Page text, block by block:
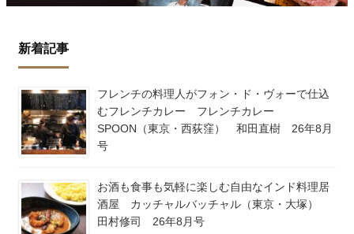
新着記事
フレンチの料理人がフォン・ド・ヴォーで仕込
むフレンチカレー フレンチカレー
SPOON（東京・西荻窪） 和田直樹 26年8月
号
お酒も食事も気軽に楽しむ自由なインド料理居
酒屋 カッチャルバッチャル（東京・大塚）
田村修司 26年8月号